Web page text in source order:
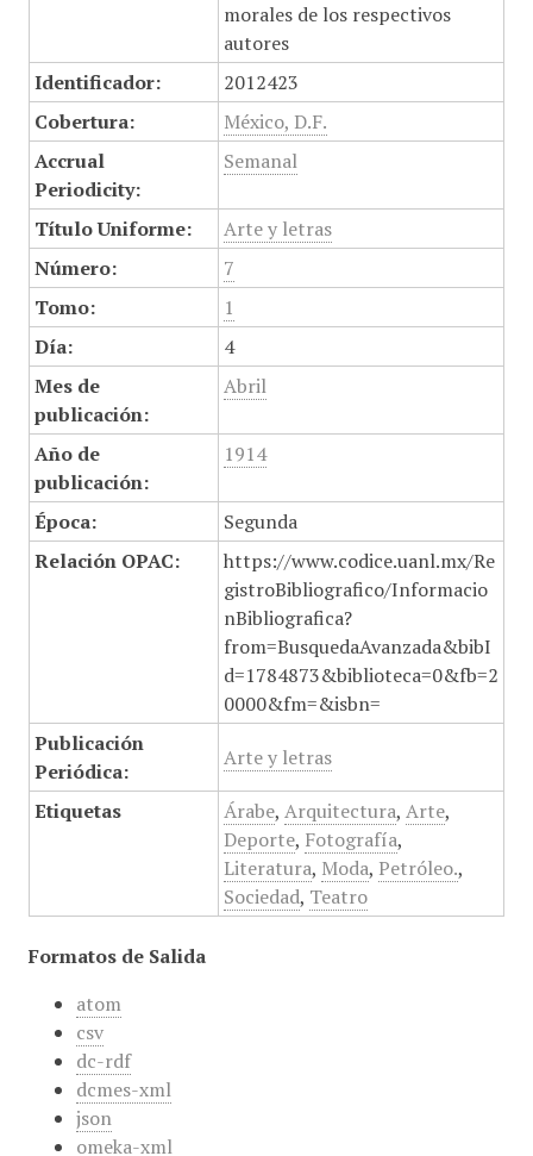
morales de los respectivos
autores
Identificador:
2012423
Cobertura:
México, D.F.
Accrual
Periodicity:
Semanal
Título Uniforme:
Arte y letras
Número:
7
Tomo:
1
Día:
4
Mes de
publicación:
Abril
Año de
publicación:
1914
Época:
Segunda
Relación OPAC:
https://www.codice.uanl.mx/Re
gistroBibliografico/Informacio
nBibliografica?
from=BusquedaAvanzada&bibI
d=1784873&biblioteca=0&fb=2
0000&fm=&isbn=
Publicación
Periódica:
Arte y letras
Etiquetas Árabe, Arquitectura, Arte,
Deporte, Fotografía,
Literatura, Moda, Petróleo.,
Sociedad, Teatro
Formatos de Salida
atom
csv
dc-rdf
dcmes-xml
json
omeka-xml